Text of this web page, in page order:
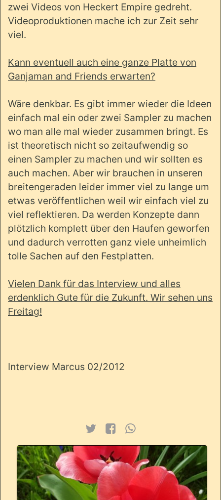
zwei Videos von Heckert Empire gedreht.
Videoproduktionen mache ich zur Zeit sehr
viel.
Kann eventuell auch eine ganze Platte von
Ganjaman and Friends erwarten?
Wäre denkbar. Es gibt immer wieder die Ideen
einfach mal ein oder zwei Sampler zu machen
wo man alle mal wieder zusammen bringt. Es
ist theoretisch nicht so zeitaufwendig so
einen Sampler zu machen und wir sollten es
auch machen. Aber wir brauchen in unseren
breitengeraden leider immer viel zu lange um
etwas veröffentlichen weil wir einfach viel zu
viel reflektieren. Da werden Konzepte dann
plötzlich komplett über den Haufen geworfen
und dadurch verrotten ganz viele unheimlich
tolle Sachen auf den Festplatten.
Vielen Dank für das Interview und alles
erdenklich Gute für die Zukunft. Wir sehen uns
Freitag!
Interview Marcus 02/2012